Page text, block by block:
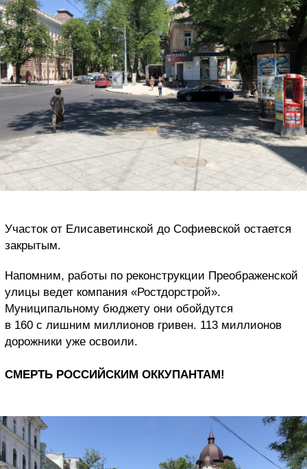
Участок от Елисаветинской до Софиевской остается
закрытым.
Напомним, работы по реконструкции Преображенской
улицы ведет компания «Ростдорстрой».
Муниципальному бюджету они обойдутся
в 160 с лишним миллионов гривен. 113 миллионов
дорожники уже освоили.
СМЕРТЬ РОССИЙСКИМ ОККУПАНТАМ!